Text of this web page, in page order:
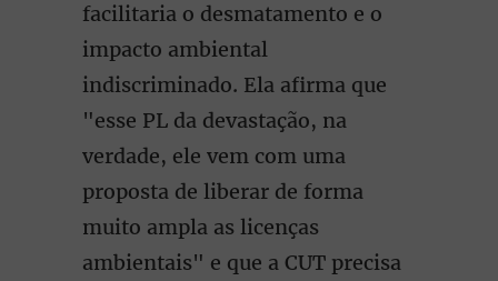
facilitaria o desmatamento e o
impacto ambiental
indiscriminado. Ela afirma que
"esse PL da devastação, na
verdade, ele vem com uma
proposta de liberar de forma
muito ampla as licenças
ambientais" e que a CUT precisa